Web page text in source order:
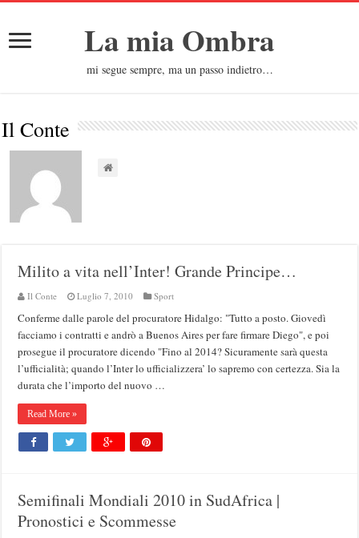
La mia Ombra
mi segue sempre, ma un passo indietro…
Il Conte
Milito a vita nell’Inter! Grande Principe…
Il Conte Luglio 7, 2010 Sport
Conferme dalle parole del procuratore Hidalgo: "Tutto a posto. Giovedì
facciamo i contratti e andrò a Buenos Aires per fare firmare Diego", e poi
prosegue il procuratore dicendo "Fino al 2014? Sicuramente sarà questa
l’ufficialità; quando l’Inter lo ufficializzera’ lo sapremo con certezza. Sia la
durata che l’importo del nuovo …
Read More »
Semifinali Mondiali 2010 in SudAfrica |
Pronostici e Scommesse